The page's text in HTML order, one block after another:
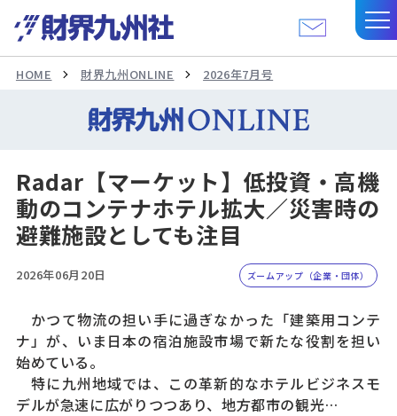
HOME 財界九州ONLINE 2026年7月号
Radar【マーケット】低投資・高機
動のコンテナホテル拡大／災害時の
避難施設としても注目
2026年06月20日 ズームアップ（企業・団体）
かつて物流の担い手に過ぎなかった「建築用コンテ
ナ」が、いま日本の宿泊施設市場で新たな役割を担い
始めている。
特に九州地域では、この革新的なホテルビジネスモ
デルが急速に広がりつつあり、地方都市の観光…